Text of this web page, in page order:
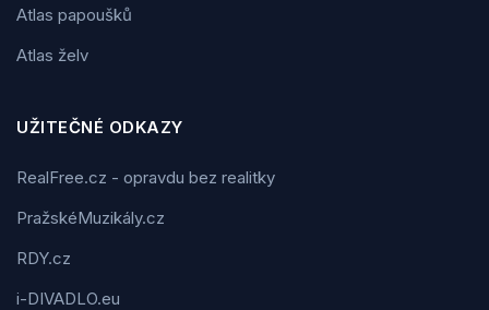
Atlas papoušků
Atlas želv
UŽITEČNÉ ODKAZY
RealFree.cz - opravdu bez realitky
PražskéMuzikály.cz
RDY.cz
i-DIVADLO.eu